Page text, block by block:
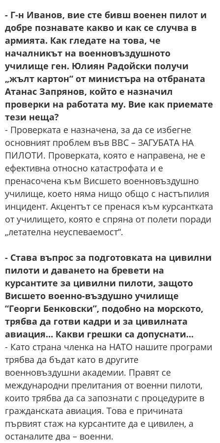
- Г-н Иванов, вие сте бивш военен пилот и
добре познавате какво и как се случва в
армията. Как гледате на това, че
началникът на военновъздушното
училище ген. Юлиян Радойски получи
„жълт картон“ от министъра на отбраната
Атанас Запрянов, който е назначил
проверки на работата му. Вие как приемате
тези неща?
- Проверката е назначена, за да се избегне
основният проблем във ВВС – ЗАГУБАТА НА
ПИЛОТИ. Проверката, която е направена, не е
ефективна относно катастрофата и е
пренасочена към Висшето военновъздушно
училище, което няма нищо общо с настъпилия
инцидент. Акцентът се пренася към курсантката
от училището, която е спряна от полети поради
„летателна неуспеваемост“.
- Става въпрос за подготовката на цивилни
пилоти и даването на бревети на
курсантите за цивилни пилоти, защото
Висшето военно-въздушно училище
“Георги Бенковски”, подобно на морското,
трябва да готви кадри и за цивилната
авиация… Какви грешки са допуснати…
- Като страна членка на НАТО нашите програми
трябва да бъдат като в другите
военновъздушни академии. Правят се
международни прелитания от военни пилоти,
които трябва да са запознати с процедурите в
гражданската авиация. Това е причината
първият стаж на курсантите да е цивилен, а
останалите два – военни.